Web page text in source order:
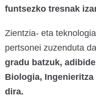
funtsezko tresnak
Zientzia- eta
pertsonei zuzenduta
gradu batzuk,
Biologia,
dira.